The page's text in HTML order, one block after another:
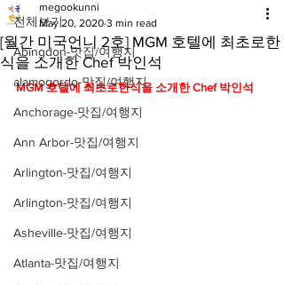
전체보기
Abingdon-맛집/여행지
alamogordo-맛집/여행지
Anchorage-맛집/여행지
Ann Arbor-맛집/여행지
Arlington-맛집/여행지
Arlington-맛집/여행지
Asheville-맛집/여행지
Atlanta-맛집/여행지
[월간 미국언니 2호] MGM 호텔에 최초로한
식을 소개한 Chef 박인석
megookunni
May 20, 2020 3 min read
MGM 호텔에 최초로한식을 소개한 Chef 박인석